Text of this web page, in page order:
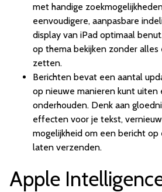
met handige
eenvoudigere, aanpasbare
display van iPad optimaal
op thema bekijken zonder
zetten.
Berichten bevat een aantal
op nieuwe manieren kunt uiten
onderhouden. Denk aan
effecten voor je tekst,
mogelijkheid om een bericht
laten verzenden.
Apple